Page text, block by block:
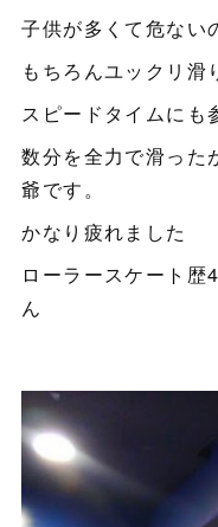
子供が多くて危ない
もちろんユックリ滑
スピードタイムにも
数分を全力で滑った
爺です。
かなり疲れました
ローラースケート
ん